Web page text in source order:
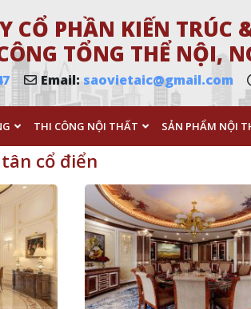
CỔ PHẦN KIẾN TRÚC
TỔNG THỂ NỘI,
Email: saovietaic@gmail.com
THI CÔNG NỘI THẤT SẢN PHẨM NỘI
cổ điển